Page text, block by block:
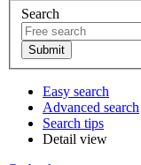
Search
Easy search
Advanced search
Search tips
Detail view